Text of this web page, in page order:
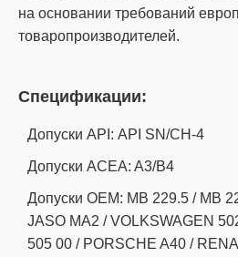
на основании требований
товаропроизводителей.
Спецификации:
Допуски API: API SN/CH-4
Допуски ACEA: A3/B4
Допуски OEM: MB 229.5 / MB
JASO MA2 / VOLKSWAGEN
505 00 / PORSCHE A40 /